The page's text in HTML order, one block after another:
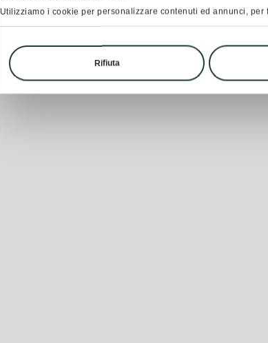
Utilizziamo i cookie per personalizzare contenuti ed annunci,
Rifiuta